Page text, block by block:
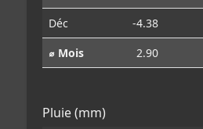
Déc
-4.38
⌀ Mois
2.90
Pluie (mm)